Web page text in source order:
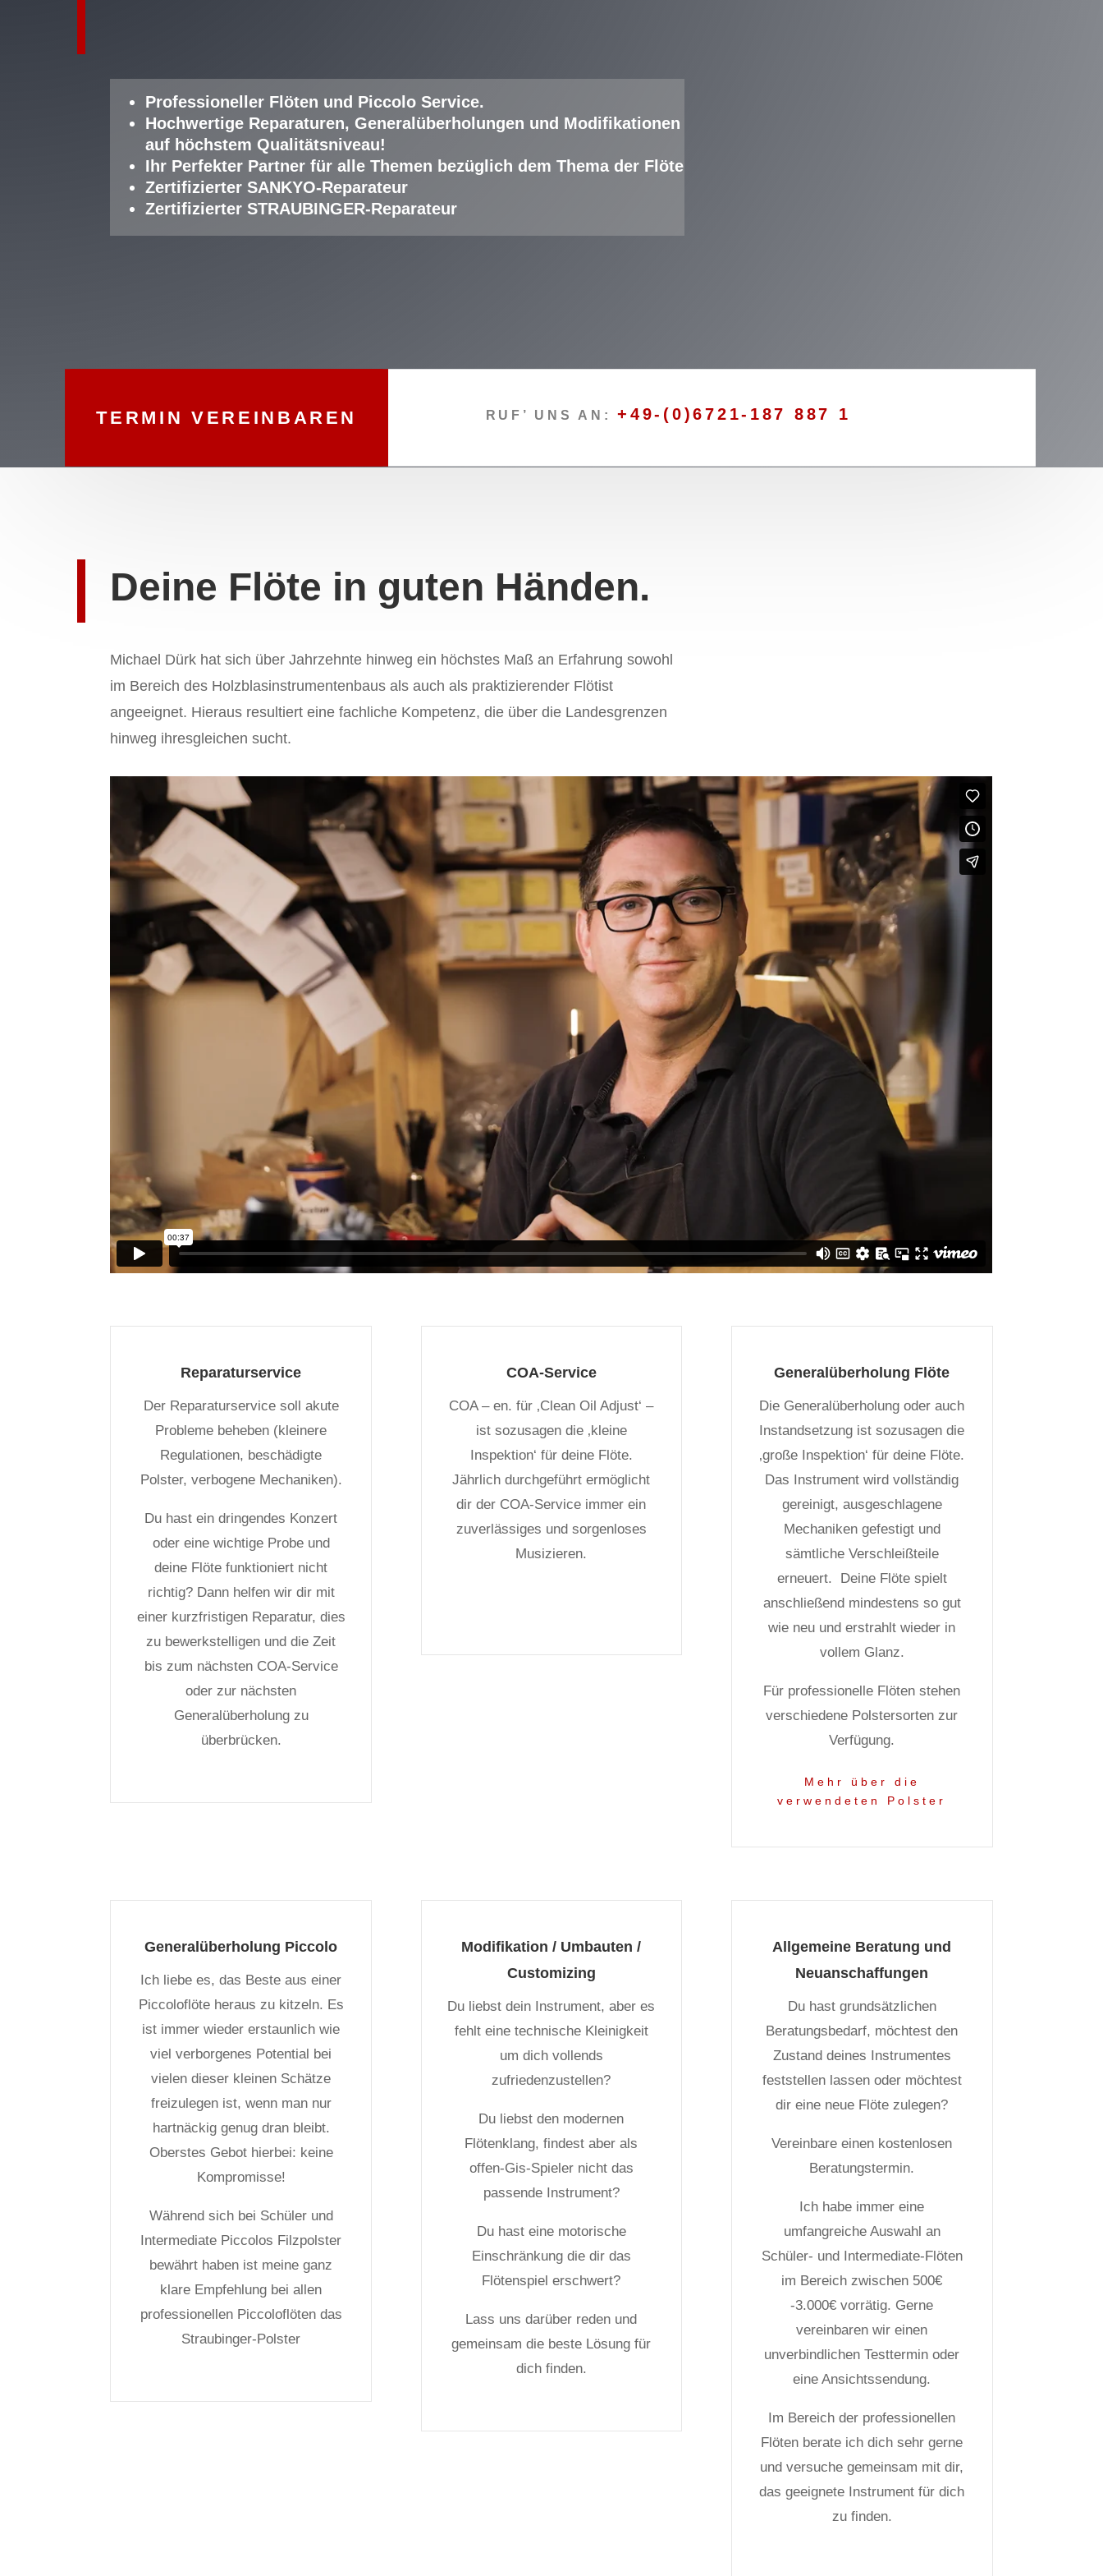
Professioneller Flöten und Piccolo Service.
Hochwertige Reparaturen, Generalüberholungen und Modifikationen
auf höchstem Qualitätsniveau!
Ihr Perfekter Partner für alle Themen bezüglich dem Thema der Flöte
Zertifizierter SANKYO-Reparateur
Zertifizierter STRAUBINGER-Reparateur
TERMIN VEREINBAREN RUF’ UNS AN:+49-(0)6721-187 887 1
Deine Flöte in guten Händen.
Michael Dürk hat sich über Jahrzehnte hinweg ein höchstes Maß an Erfahrung sowohl
im Bereich des Holzblasinstrumentenbaus als auch als praktizierender Flötist
angeeignet. Hieraus resultiert eine fachliche Kompetenz, die über die Landesgrenzen
hinweg ihresgleichen sucht.
Reparaturservice
Der Reparaturservice soll akute
Probleme beheben (kleinere
Regulationen, beschädigte
Polster, verbogene Mechaniken).
Du hast ein dringendes Konzert
oder eine wichtige Probe und
deine Flöte funktioniert nicht
richtig? Dann helfen wir dir mit
einer kurzfristigen Reparatur, dies
zu bewerkstelligen und die Zeit
bis zum nächsten COA-Service
oder zur nächsten
Generalüberholung zu
überbrücken.
COA-Service
COA – en. für ‚Clean Oil Adjust‘ –
ist sozusagen die ‚kleine
Inspektion‘ für deine Flöte.
Jährlich durchgeführt ermöglicht
dir der COA-Service immer ein
zuverlässiges und sorgenloses
Musizieren.
Generalüberholung Flöte
Die Generalüberholung oder auch
Instandsetzung ist sozusagen die
‚große Inspektion‘ für deine Flöte.
Das Instrument wird vollständig
gereinigt, ausgeschlagene
Mechaniken gefestigt und
sämtliche Verschleißteile
erneuert.
Deine Flöte spielt
anschließend mindestens so gut
wie neu und erstrahlt wieder in
vollem Glanz.
Für professionelle Flöten stehen
verschiedene Polstersorten zur
Verfügung.
Mehr über die
verwendeten Polster
Generalüberholung Piccolo
Ich liebe es, das Beste aus einer
Piccoloflöte heraus zu kitzeln. Es
ist immer wieder erstaunlich wie
viel verborgenes Potential bei
vielen dieser kleinen Schätze
freizulegen ist, wenn man nur
hartnäckig genug dran bleibt.
Oberstes Gebot hierbei: keine
Kompromisse!
Während sich bei Schüler und
Intermediate Piccolos Filzpolster
bewährt haben ist meine ganz
klare Empfehlung bei allen
professionellen Piccoloflöten das
Straubinger-Polster
Modifikation / Umbauten /
Customizing
Du liebst dein Instrument, aber es
fehlt eine technische Kleinigkeit
um dich vollends
zufriedenzustellen?
Du liebst den modernen
Flötenklang, findest aber als
offen-Gis-Spieler nicht das
passende Instrument?
Du hast eine motorische
Einschränkung die dir das
Flötenspiel erschwert?
Lass uns darüber reden und
gemeinsam die beste Lösung für
dich finden.
Allgemeine Beratung und
Neuanschaffungen
Du hast grundsätzlichen
Beratungsbedarf, möchtest den
Zustand deines Instrumentes
feststellen lassen oder möchtest
dir eine neue Flöte zulegen?
Vereinbare einen kostenlosen
Beratungstermin.
Ich habe immer eine
umfangreiche Auswahl an
Schüler- und Intermediate-Flöten
im Bereich zwischen 500€
-3.000€ vorrätig. Gerne
vereinbaren wir einen
unverbindlichen Testtermin oder
eine Ansichtssendung.
Im Bereich der professionellen
Flöten berate ich dich sehr gerne
und versuche gemeinsam mit dir,
das geeignete Instrument für dich
zu finden.